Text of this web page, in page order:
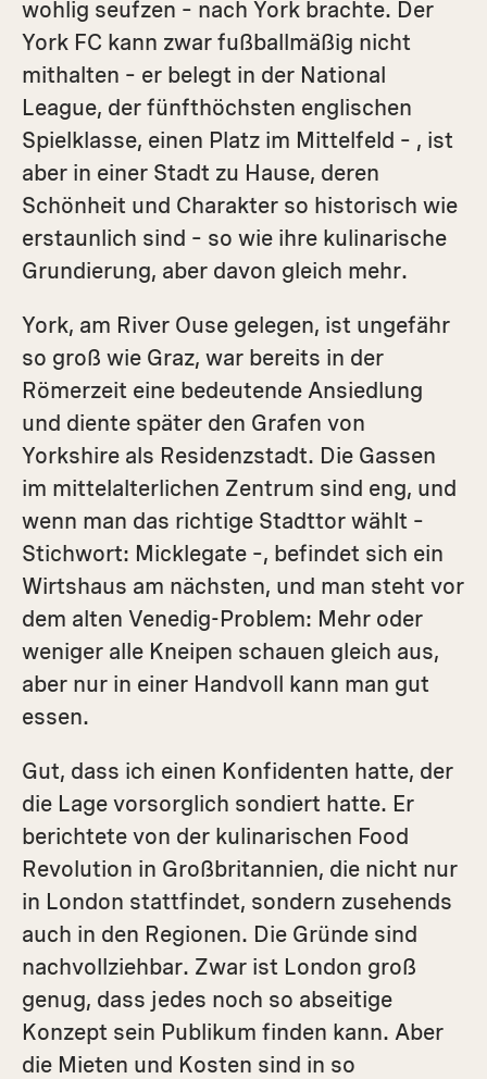
wohlig seufzen – nach York brachte. Der
York FC kann zwar fußballmäßig nicht
mithalten – er belegt in der National
League, der fünfthöchsten englischen
Spielklasse, einen Platz im Mittelfeld – , ist
aber in einer Stadt zu Hause, deren
Schönheit und Charakter so historisch wie
erstaunlich sind – so wie ihre kulinarische
Grundierung, aber davon gleich mehr.
York, am River Ouse gelegen, ist ungefähr
so groß wie Graz, war bereits in der
Römerzeit eine bedeutende Ansiedlung
und diente später den Grafen von
Yorkshire als Residenzstadt. Die Gassen
im mittelalterlichen Zentrum sind eng, und
wenn man das richtige Stadttor wählt –
Stichwort: Micklegate –, befindet sich ein
Wirtshaus am nächsten, und man steht vor
dem alten Venedig-Problem: Mehr oder
weniger alle Kneipen schauen gleich aus,
aber nur in einer Handvoll kann man gut
essen.
Gut, dass ich einen Konfidenten hatte, der
die Lage vorsorglich sondiert hatte. Er
berichtete von der kulinarischen Food
Revolution in Großbritannien, die nicht nur
in London stattfindet, sondern zusehends
auch in den Regionen. Die Gründe sind
nachvollziehbar. Zwar ist London groß
genug, dass jedes noch so abseitige
Konzept sein Publikum finden kann. Aber
die Mieten und Kosten sind in so